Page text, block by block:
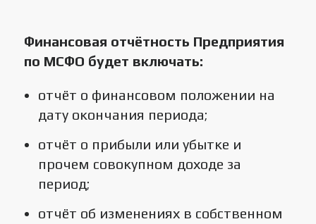
Финансовая отчётность Предприятия
по МСФО будет включать:
отчёт о финансовом положении на
дату окончания периода;
отчёт о прибыли или убытке и
прочем совокупном доходе за
период;
отчёт об изменениях в собственном